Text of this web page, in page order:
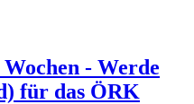
- Werde
für das ÖRK